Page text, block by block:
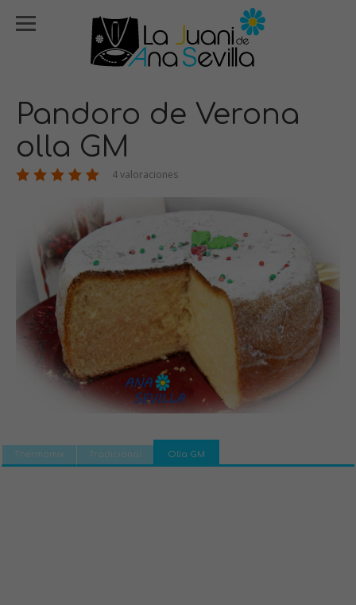
Pandoro de Verona
olla GM
4 valoraciones
Thermomix Tradicional Olla GM